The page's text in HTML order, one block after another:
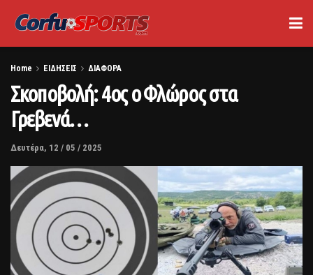
Home ΕΙΔΗΣΕΙΣ ΔΙΑΦΟΡΑ
Σκοποβολή: 4ος ο Φλώρος στα
Γρεβενά…
Δευτέρα, 12 / 05 / 2025